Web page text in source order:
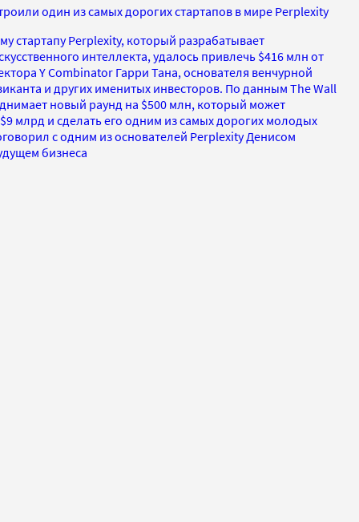
один из самых дорогих стартапов в мире Perplexity
стартапу Perplexity, который разрабатывает
интеллекта, удалось привлечь $416 млн от
Y Combinator Гарри Тана, основателя венчурной
и других именитых инвесторов. По данным The Wall
новый раунд на $500 млн, который может
млрд и сделать его одним из самых дорогих молодых
с одним из основателей Perplexity Денисом
бизнеса